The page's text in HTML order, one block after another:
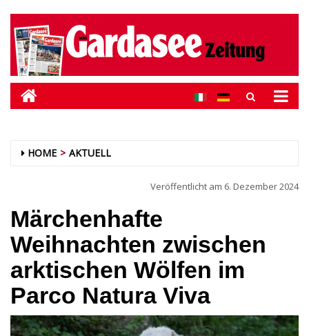
HOME AKTUELL
Veröffentlicht am 6. Dezember 2024
Märchenhafte
Weihnachten zwischen
arktischen Wölfen im
Parco Natura Viva